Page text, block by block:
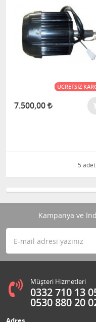
ÜCRETSIZ
7.500,00
5
Kampanya ve
Müşteri Hizmetleri
0332 710 13
0530 880 20